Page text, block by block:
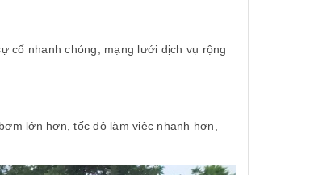
cố nhanh chóng, mạng lưới dịch vụ rộng
lớn hơn, tốc độ làm việc nhanh hơn,